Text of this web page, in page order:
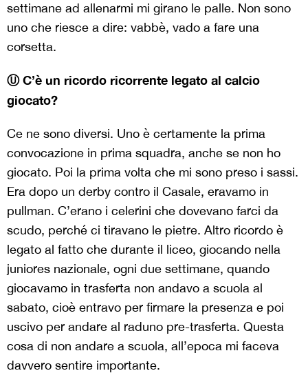
settimane ad allenarmi mi girano le palle. Non sono
uno che riesce a dire: vabbè, vado a fare una
corsetta.
Ⓤ C’è un ricordo ricorrente legato al calcio
giocato?
Ce ne sono diversi. Uno è certamente la prima
convocazione in prima squadra, anche se non ho
giocato. Poi la prima volta che mi sono preso i sassi.
Era dopo un derby contro il Casale, eravamo in
pullman. C’erano i celerini che dovevano farci da
scudo, perché ci tiravano le pietre. Altro ricordo è
legato al fatto che durante il liceo, giocando nella
juniores nazionale, ogni due settimane, quando
giocavamo in trasferta non andavo a scuola al
sabato, cioè entravo per firmare la presenza e poi
uscivo per andare al raduno pre-trasferta. Questa
cosa di non andare a scuola, all’epoca mi faceva
davvero sentire importante.